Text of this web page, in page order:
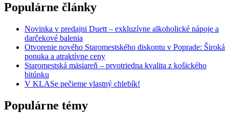
Populárne články
Novinka v predajni Duett – exkluzívne alkoholické nápoje a
darčekové balenia
Otvorenie nového Staromestského diskontu v Poprade: Široká
ponuka a atraktívne ceny
Staromestská mäsiareň – prvotriedna kvalita z košického
bitúnku
V KLASe pečieme vlastný chlebík!
Populárne témy